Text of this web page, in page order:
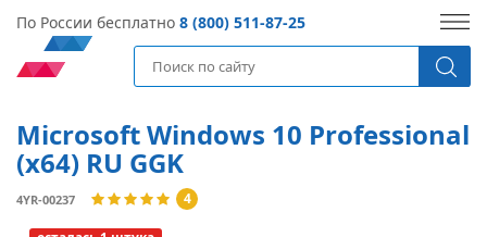
По России бесплатно 8 (800) 511-87-25
Microsoft Windows 10 Professional
(x64) RU GGK
4YR-00237 4